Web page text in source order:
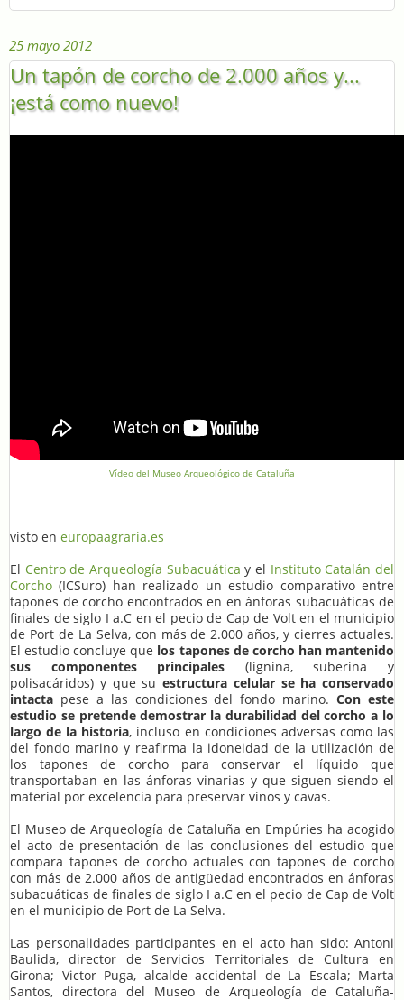
25 mayo 2012
Un tapón de corcho de 2.000 años y...
¡está como nuevo!
Vídeo del Museo Arqueológico de Cataluña
visto en europaagraria.es
El Centro de Arqueología Subacuática y el Instituto Catalán del
Corcho (ICSuro) han realizado un estudio comparativo entre
tapones de corcho encontrados en en ánforas subacuáticas de
finales de siglo I a.C en el pecio de Cap de Volt en el municipio
de Port de La Selva, con más de 2.000 años, y cierres actuales.
El estudio concluye que los tapones de corcho han mantenido
sus componentes principales (lignina, suberina y
polisacáridos) y que su estructura celular se ha conservado
intacta pese a las condiciones del fondo marino.Con este
estudio se pretende demostrar la durabilidad del corcho a lo
largo de la historia, incluso en condiciones adversas como las
del fondo marino y reafirma la idoneidad de la utilización de
los tapones de corcho para conservar el líquido que
transportaban en las ánforas vinarias y que siguen siendo el
material por excelencia para preservar vinos y cavas.
El Museo de Arqueología de Cataluña en Empúries ha acogido
el acto de presentación de las conclusiones del estudio que
compara tapones de corcho actuales con tapones de corcho
con más de 2.000 años de antigüedad encontrados en ánforas
subacuáticas de finales de siglo I a.C en el pecio de Cap de Volt
en el municipio de Port de La Selva.
Las personalidades participantes en el acto han sido: Antoni
Baulida, director de Servicios Territoriales de Cultura en
Girona; Victor Puga, alcalde accidental de La Escala; Marta
Santos, directora del Museo de Arqueología de Cataluña-